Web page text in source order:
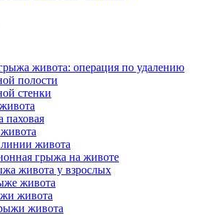
живота: операция по удалению
полости
стенки
паховая
живота
грыжа на животе
живота у взрослых
живота
живота
живота